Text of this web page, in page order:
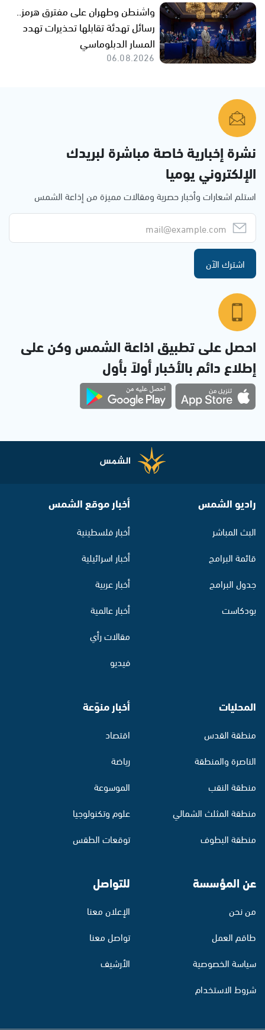
واشنطن وطهران على مفترق هرمز..
رسائل تهدئة تقابلها تحذيرات تهدد
المسار الدبلوماسي
06.08.2026
نشرة إخبارية خاصة مباشرة لبريدك
الإلكتروني يوميا
استلم اشعارات وأخبار حصرية ومقالات مميزة من إذاعة الشمس
اشترك الآن
احصل على تطبيق اذاعة الشمس وكن على
إطلاع دائم بالأخبار أولاً بأول
راديو الشمس
البث المباشر
قائمة البرامج
جدول البرامج
بودكاست
أخبار موقع الشمس
أخبار فلسطينية
أخبار اسرائيلية
أخبار عربية
أخبار عالمية
مقالات رأي
فيديو
المحليات
منطقة القدس
الناصرة والمنطقة
منطقة النقب
منطقة المثلث الشمالي
منطقة البطوف
أخبار منوّعة
اقتصاد
رياضة
الموسوعة
علوم وتكنولوجيا
توقعات الطقس
عن المؤسسة
من نحن
طاقم العمل
سياسة الخصوصية
شروط الاستخدام
للتواصل
الإعلان معنا
تواصل معنا
الأرشيف